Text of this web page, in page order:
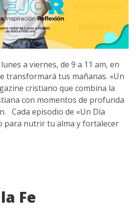
a viernes, de 9 a 11 am, en
transformará tus mañanas. «Un
cristiano que combina la
con momentos de profunda
Cada episodio de «Un Día
para nutrir tu alma y fortalecer
Fe